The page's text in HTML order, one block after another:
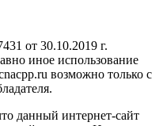
от 30.10.2019 г.
иное использование
возможно только с
данный интернет-сайт